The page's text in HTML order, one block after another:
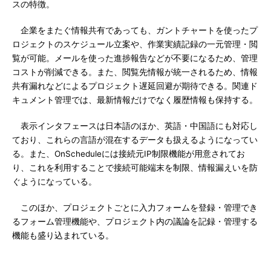
スの特徴。
企業をまたぐ情報共有であっても、ガントチャートを使ったプ
ロジェクトのスケジュール立案や、作業実績記録の一元管理・閲
覧が可能。メールを使った進捗報告などが不要になるため、管理
コストが削減できる。また、閲覧先情報が統一されるため、情報
共有漏れなどによるプロジェクト遅延回避が期待できる。関連ド
キュメント管理では、最新情報だけでなく履歴情報も保持する。
表示インタフェースは日本語のほか、英語・中国語にも対応し
ており、これらの言語が混在するデータも扱えるようになってい
る。また、OnScheduleには接続元IP制限機能が用意されてお
り、これを利用することで接続可能端末を制限、情報漏えいを防
ぐようになっている。
このほか、プロジェクトごとに入力フォームを登録・管理でき
るフォーム管理機能や、プロジェクト内の議論を記録・管理する
機能も盛り込まれている。